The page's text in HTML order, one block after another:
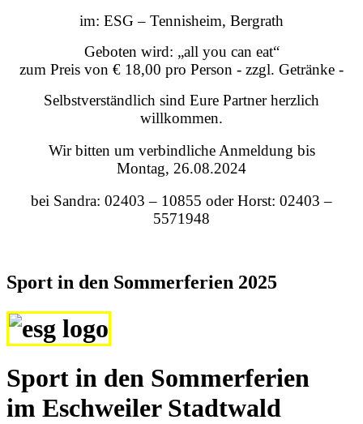
im: ESG – Tennisheim, Bergrath
Geboten wird: „all you can eat“
zum Preis von € 18,00 pro Person - zzgl. Getränke -
Selbstverständlich sind Eure Partner herzlich
willkommen.
Wir bitten um verbindliche Anmeldung bis
Montag, 26.08.2024
bei Sandra: 02403 – 10855 oder Horst: 02403 –
5571948
Sport in den Sommerferien 2025
Sport in den Sommerferien
im Eschweiler Stadtwald